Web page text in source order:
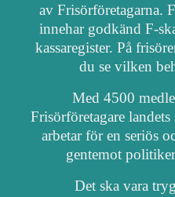
av Frisörföretagarna.
innehar godkänd F-
kassaregister. På
du se vilken
Med 4500
Frisörföretagare
arbetar för en seriös
gentemot
Det ska vara